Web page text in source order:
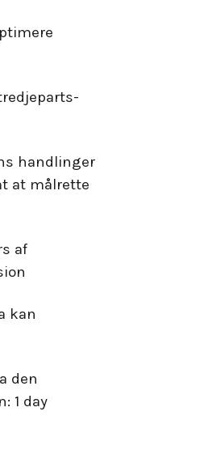
handlinger
at målrette
af
kan
den
1 day